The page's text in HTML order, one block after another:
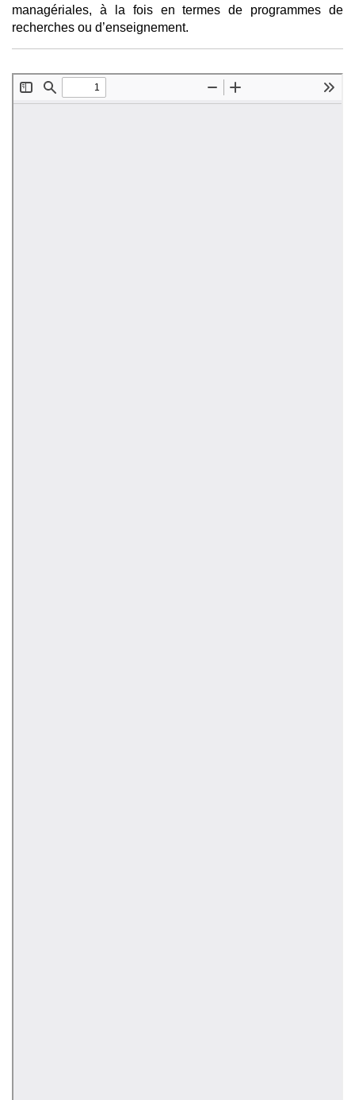
managériales, à la fois en termes de programmes de
recherches ou d’enseignement.